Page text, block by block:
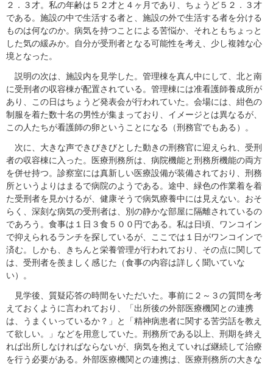
２．３才。私の年齢は５２才と４ヶ月であり、ちょうど５２．３才
である。施設の中で生活する者と、施設の外で生活する者を分ける
ものは何なのか。病気を持つことによる苦悩か、それともちょっと
した気の緩みか。自分が受刑者となる可能性を考え、少し複雑な心
境となった。
説明の次は、施設内を見学した。管理棟を真ん中にして、北と南
に受刑者の収容棟が配置されている。管理棟には准看護師養成所が
あり、この日はちょうど発表会が行われていた。会場には、紺色の
制服を着た数十名の男性が集まっており、イメージとは異なるが、
この人たちが看護師の卵ということになる（刑務官でもある）。
次に、大きな声できびきびとした動きの刑務官に迎えられ、受刑
者の収容棟に入った。医療刑務所は、病院機能と刑務所機能の両方
を併せ持つ。診察室には真新しい医療設備が装備されており、刑務
所というよりはまるで病院のようである。途中、緑色の作業着を着
た受刑者を見かけるが、健康そうで病気療養中には見えない。おそ
らく、深刻な病気の受刑者は、別の静かな部屋に隔離されているの
であろう。食事は１日３食５００円である。私は日頃、ワンコイン
で抑えられるランチを探しているが、ここでは１日がワンコインで
済む。しかも、きちんと栄養管理が行われており、その点に関して
は、受刑者を羨ましく感じた（食事の内容は詳しく聞いていな
い）。
見学後、質疑応答の時間をいただいた。事前に２～３の質問を考
えておくように言われており、「出所後の外部医療機関との連携
は、うまくいっているか？」と「精神病患者に関する苦労話を教え
て欲しい。」などを用意していた。刑務所である以上、刑期を終え
れば出所しなければならないが、病気を抱えていれば継続して治療
を行う必要がある。外部医療機関との連携は、医療刑務所の大きな